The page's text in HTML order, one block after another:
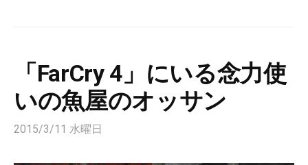
「FarCry 4」にいる念力使
いの魚屋のオッサン
2015/3/11 水曜日